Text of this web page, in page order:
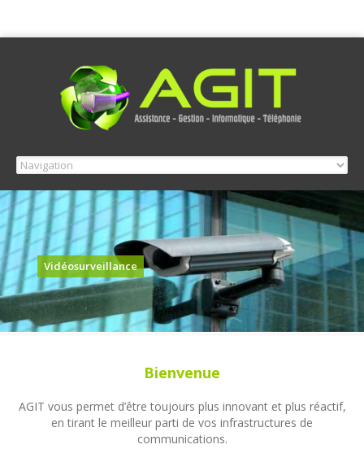
Vidéosurveillance
Bienvenue
AGIT vous permet d’être toujours plus innovant et plus réactif,
en tirant le meilleur parti de vos infrastructures de
communications.